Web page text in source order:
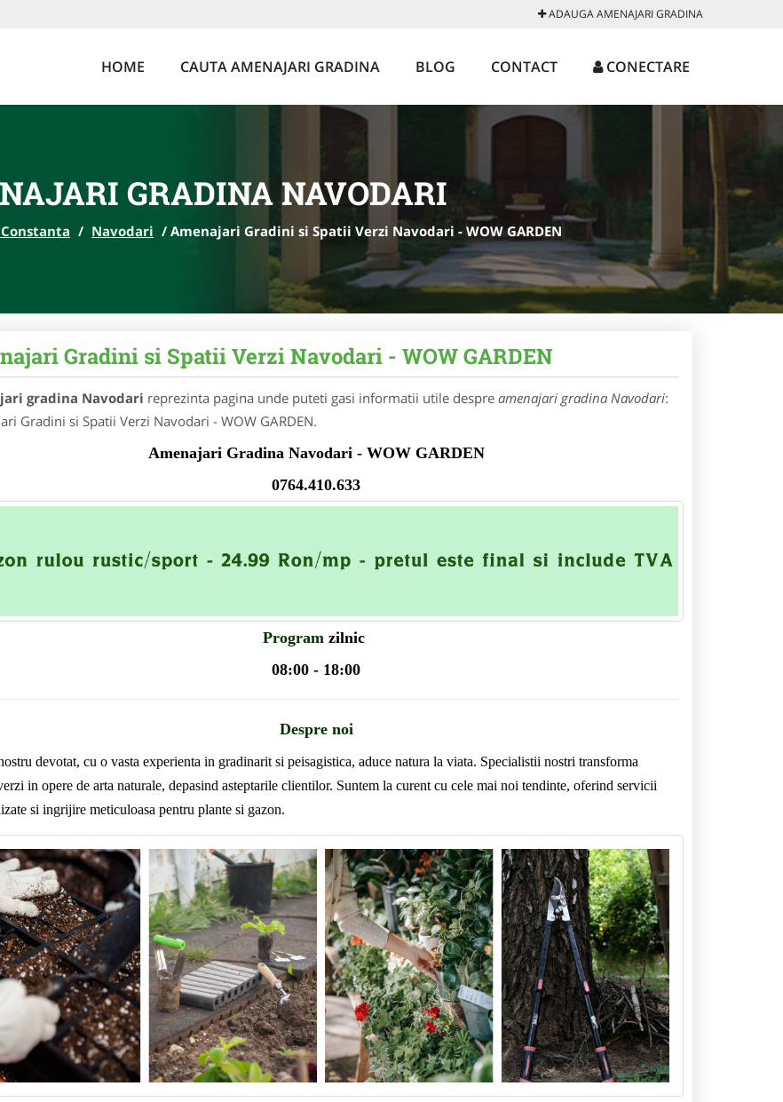
ADAUGA AMENAJARI GRADINA
HOME CAUTA AMENAJARI GRADINA BLOG CONTACT CONECTARE
GRADINA NAVODARI
/ Navodari / Amenajari Gradini si Spatii Verzi Navodari - WOW GARDEN
Gradini si Spatii Verzi Navodari - WOW GARDEN
gradina Navodari reprezinta pagina unde puteti gasi informatii utile despre amenajari gradina Navodari:
Gradini si Spatii Verzi Navodari - WOW GARDEN.
Amenajari Gradina Navodari - WOW GARDEN
0764.410.633
Programzilnic
08:00 - 18:00
Despre noi
devotat, cu o vasta experienta in gradinarit si peisagistica, aduce natura la viata. Specialistii nostri transforma
in opere de arta naturale, depasind asteptarile clientilor. Suntem la curent cu cele mai noi tendinte, oferind servicii
si ingrijire meticuloasa pentru plante si gazon.